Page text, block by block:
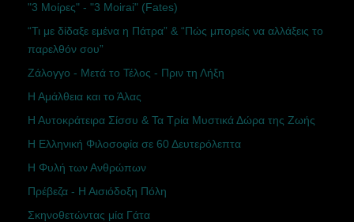
"3 Μοίρες" - "3 Moirai" (Fates)
“Τι με δίδαξε εμένα η Πάτρα” & “Πώς μπορείς να αλλάξεις το
παρελθόν σου”
Ζάλογγο - Μετά το Τέλος - Πριν τη Λήξη
Η Αμάλθεια και το Άλας
Η Αυτοκράτειρα Σίσσυ & Τα Τρία Μυστικά Δώρα της Ζωής
Η Ελληνική Φιλοσοφία σε 60 Δευτερόλεπτα
Η Φυλή των Ανθρώπων
Πρέβεζα - Η Αισιόδοξη Πόλη
Σκηνοθετώντας μία Γάτα